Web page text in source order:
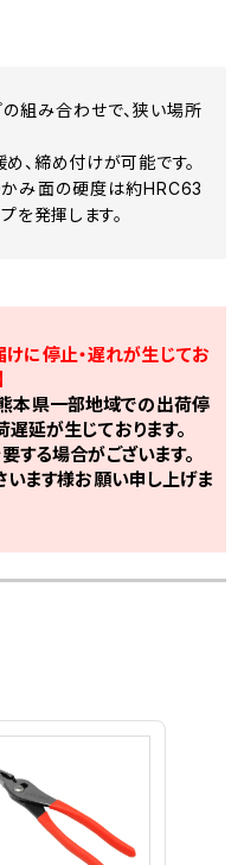
の組み合わせで、狭い場所
、締め付けが可能です。
み面の硬度は約HRC63
を発揮します。
に停止・遅れが生じてお
本県一部地域での出荷停
延が生じております。
する場合がございます。
います様お願い申し上げま